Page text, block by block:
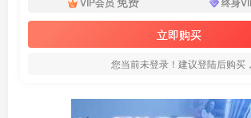
立即购买
您当前未登录！建议登陆后购买